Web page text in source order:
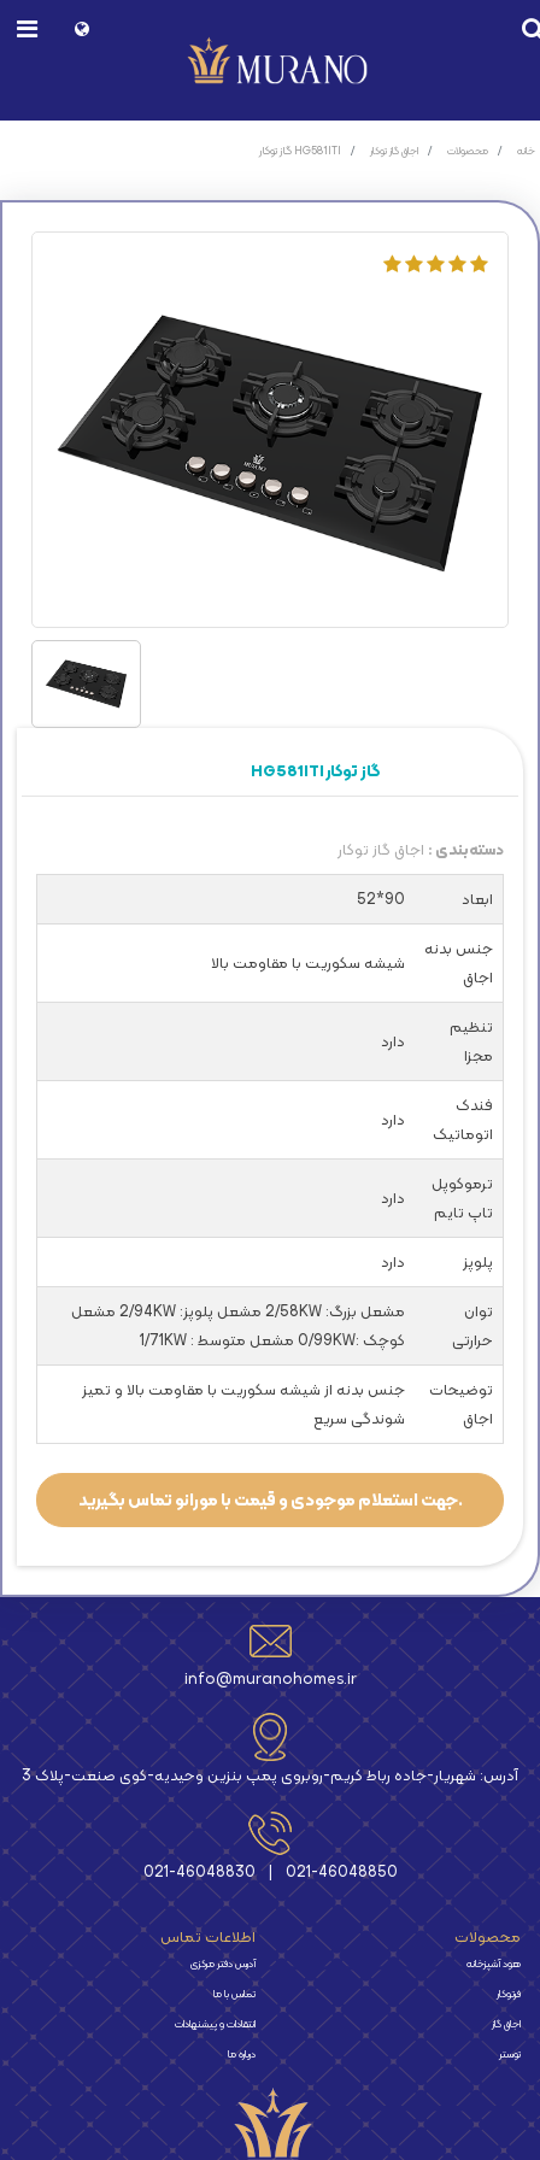
خانه محصولات اجاق گاز توکار HG581ITI گاز توکار
HG581ITI گاز توکار
دسته‌بندی : اجاق گاز توکار
90*52
ابعاد
شیشه سکوریت با مقاومت بالا
جنس بدنه
اجاق
دارد
تنظیم
مجزا
دارد
فندک
اتوماتیک
دارد
ترموکوپل
تاپ تایم
دارد
پلوپز
مشعل بزرگ: 2/58KW مشعل پلوپز: 2/94KW مشعل
کوچک :0/99KW مشعل متوسط : 1/71KW
توان
حرارتی
جنس بدنه از شیشه سکوریت با مقاومت بالا و تمیز
شوندگی سریع
توضیحات
اجاق
جهت استعلام موجودی و قیمت با مورانو تماس بگیرید.
info@muranohomes.ir
آدرس: شهریار-جاده رباط کریم-روبروی پمپ بنزین وحیدیه-کوی صنعت-پلاک 3
021-46048830 | 021-46048850
محصولات
هود آشپزخانه
فرتوکار
اجاق گاز
توستر
اطلاعات تماس
آدرس دفتر مرکزی
تماس با ما
انتقادات و پیشنهادات
درباره ما